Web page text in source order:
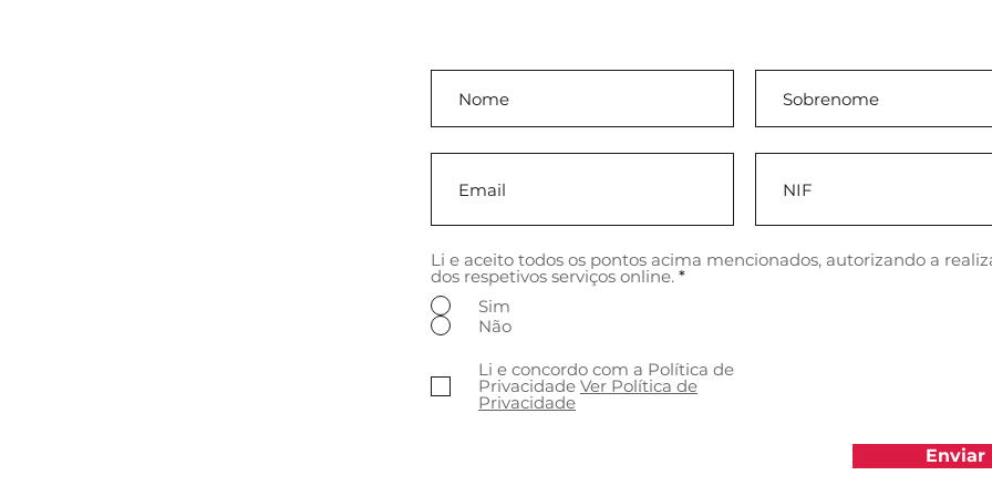
Li e aceito todos os pontos acima mencionados, autorizando a
dos respetivos serviços online. *
Sim
Não
Li e concordo com a Política de
Privacidade Ver Política de
Privacidade
Enviar